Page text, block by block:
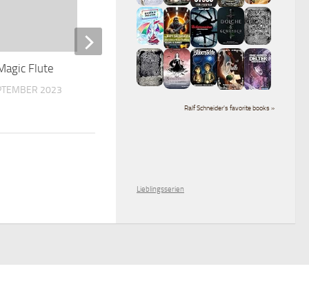
Flute
2023
Eine Prinzessin zu
19. DEZEMBER 2024
Ralf Schneider's favorite books »
Lieblingsserien